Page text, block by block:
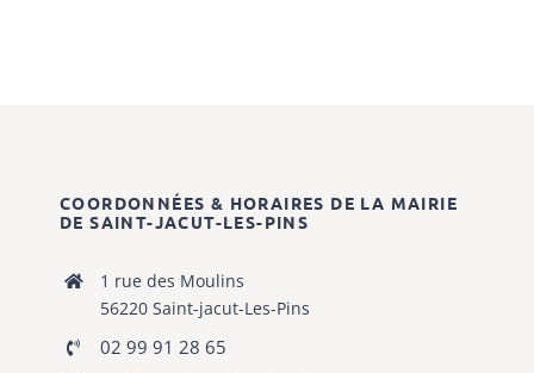
COORDONNÉES & HORAIRES DE LA MAIRIE
DE SAINT-JACUT-LES-PINS
1 rue des Moulins
56220 Saint-jacut-Les-Pins
02 99 91 28 65